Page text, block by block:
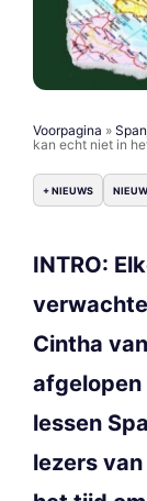
Voorpagina »
kan echt niet in
+ NIEUWS
INTRO:
Cintha
lessen
lezers